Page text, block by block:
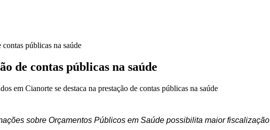
contas públicas na saúde
de contas públicas na saúde
em Cianorte se destaca na prestação de contas públicas na saúde
sobre Orçamentos Públicos em Saúde possibilita maior fiscalização